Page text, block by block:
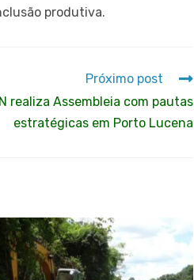
produtiva.
Próximo post
realiza Assembleia com pautas
estratégicas em Porto Lucena